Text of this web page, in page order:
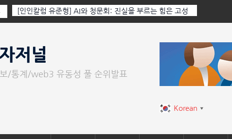
[인인칼럼 유준형] AI와 청문회: 진실을 부르는 힘은 고성
이 아니라 준비된 질문이다.
‘2026 제
저널
/통계/web3 유동성 풀 순위발표
Korean ▼